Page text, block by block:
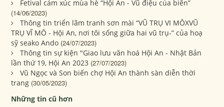
Fetival cảm xúc mùa hè “Hội An - Vũ điệu của biển”
(14/06/2023)
Thông tin triển lãm tranh sơn mài “VŨ TRỤ VI MÔXVŨ
TRỤ VĨ MÔ - Hội An, nơi tôi sống giữa hai vũ trụ-” của hoạ
sỹ seako Ando (24/07/2023)
Thông tin sự kiện "Giao lưu văn hoá Hội An - Nhật Bản
lần thứ 19, Hội An 2023 (27/07/2023)
Vũ Ngọc và Son biến chợ Hội An thành sàn diễn thời
trang (30/05/2023)
Những tin cũ hơn